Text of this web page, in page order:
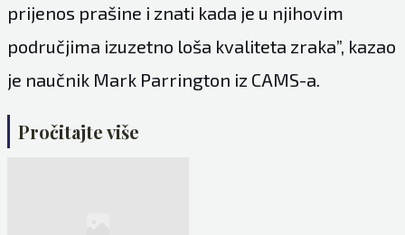
prijenos prašine i znati kada je u njihovim
područjima izuzetno loša kvaliteta zraka”, kazao
je naučnik Mark Parrington iz CAMS-a.
Pročitajte više